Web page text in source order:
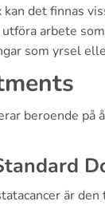
kan det finnas
arbete
som yrsel
beroende
är